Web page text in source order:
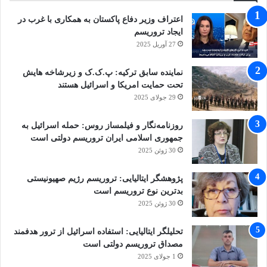
هویتی به آنها نداده است. داخل قرارگاه هم فضای
بسته ای دارد و اطلاعاتی از بیرون به افراد داخل
آن‌جا نمی‌رسد. وقتی هنوز درهای قرارگاه را که
کامل نبسته بودند یکی از این‌ها خواسته برود به
بیمارستان که سه نفر او را بیهوش کردند و
بازگرداندند و معلوم نشد که او چه شد. امید من
این است پلیس آلبانی به غیر از اسناد، درباره
اتفاقات داخل قرارگاه هم تحقیق کنند که مثلا چه
شد که مرحوم شرائی که قهرمان شنا بود و کارون
را دو بار شنا می‌کرد در یک حوض خفه شد؟
جسدش را هم خاک کردند و اجازه کالبدشکافی
ندادند.
اعتراف وزیر دفاع پاکستان به همکاری با غرب در
ایجاد تروریسم
27 آوریل 2025
نماینده سابق ترکیه: پ.ک.ک و زیرشاخه هایش
تحت حمایت امریکا و اسرائیل هستند
29 جولای 2025
روزنامه‌نگار و فیلمساز روس: حمله اسرائیل به
جمهوری اسلامی ایران تروریسم دولتی است
30 ژوئن 2025
پژوهشگر ایتالیایی: تروریسم رژیم صهیونیستی
بدترین نوع تروریسم است
30 ژوئن 2025
تحلیلگر ایتالیایی: استفاده اسرائیل از ترور هدفمند
مصداق تروریسم دولتی است
1 جولای 2025